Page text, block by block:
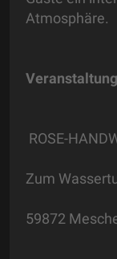
Atmosphäre.
ROSE-
Zum
59872